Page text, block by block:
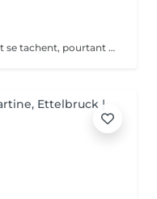
Avec le temps les dents se colorent et se tachent, pourtant un joli sourire passe par des dents blanches. Parmi les nombreuses techniques existant sur le marché, le blanchiment des dents sans peroxyde vous garantit un résultat efficace et sans aucun danger. La séance de blanchiment, réalisée par un professionnel, dure entre 40 et 45minutes.